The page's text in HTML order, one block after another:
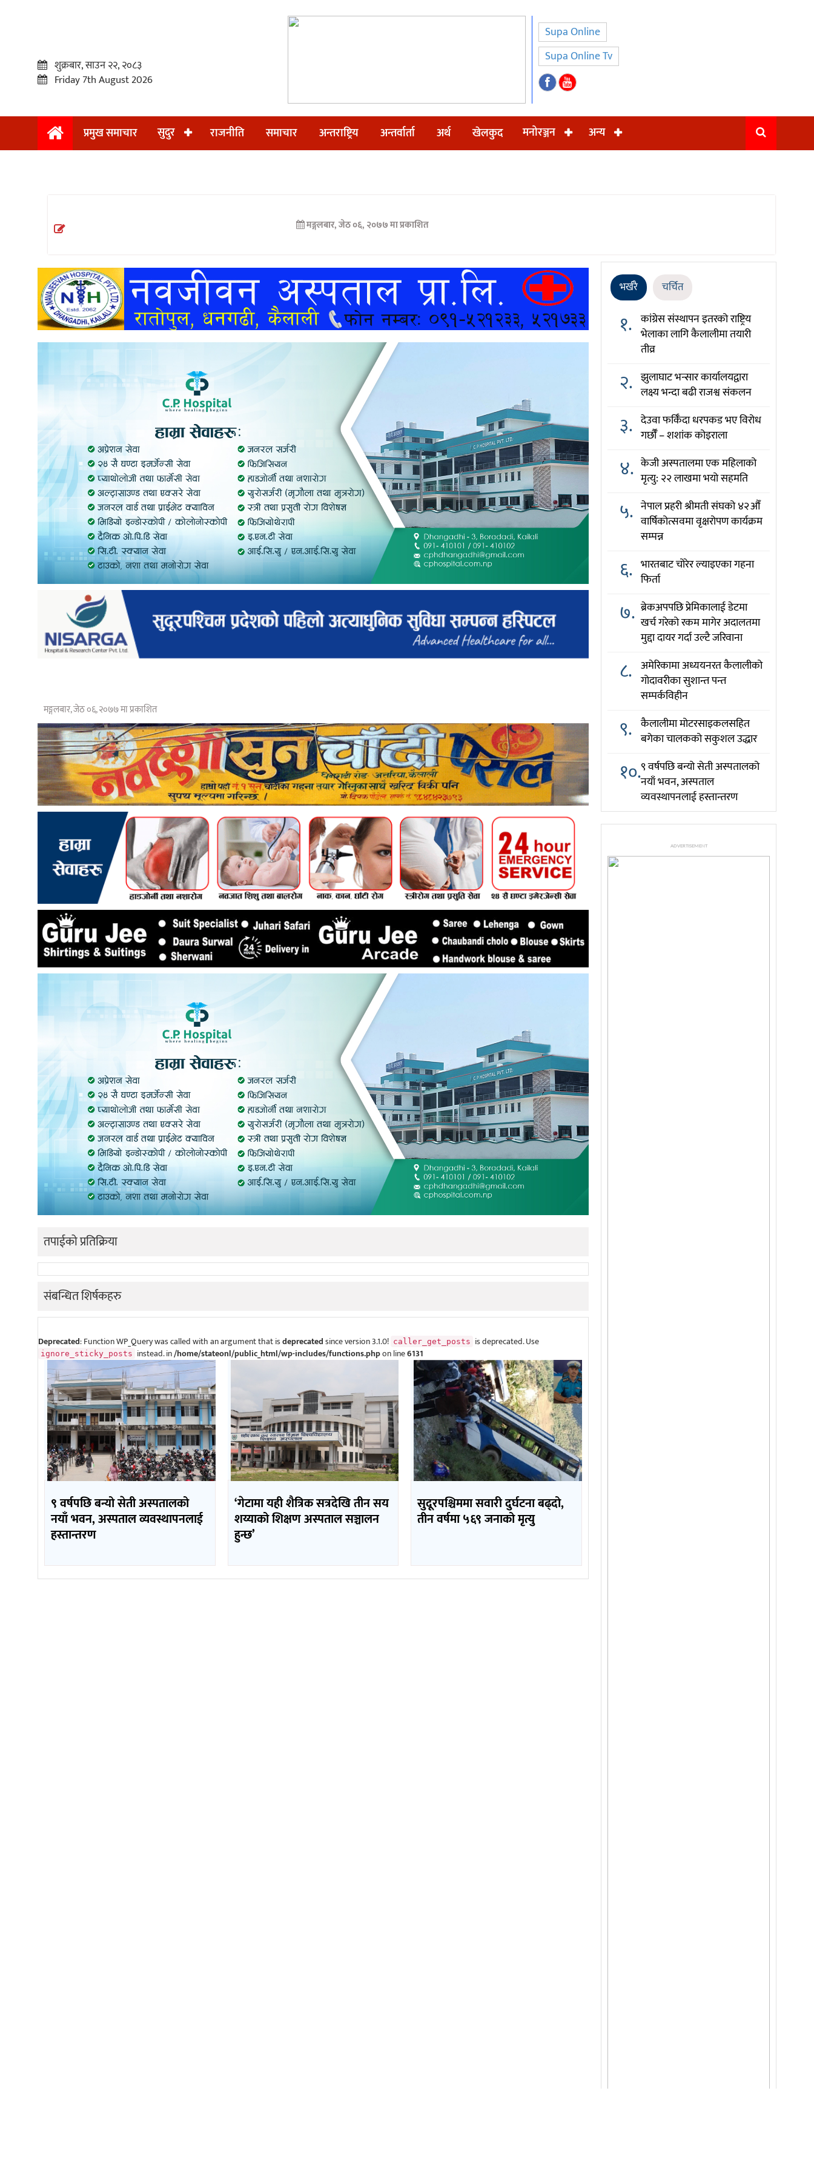
प्रमुख
अन्तराष्ट्रिय
अन्तर्वार्ता
खेलकुद
शुक्रबार, साउन २२, २०८३
Friday 7th August 2026
Supa Online
Supa Online Tv
प्रमुख समाचार सुदुर राजनीति समाचार अन्तराष्ट्रिय अन्तर्वार्ता अर्थ खेलकुद मनोरञ्जन अन्य
मङ्गलबार, जेठ ०६, २०७७ मा प्रकाशित
मङ्गलबार, जेठ ०६, २०७७ मा प्रकाशित
तपाईको प्रतिक्रिया
संबन्धित शिर्षकहरु
Deprecated: Function WP_Query was called with an argument that isdeprecatedsince version 3.1.0! caller_get_posts is deprecated. Use
ignore_sticky_posts instead. in/home/stateonl/public_html/wp-includes/functions.phpon line6131
९ वर्षपछि बन्यो सेती अस्पतालको
नयाँ भवन, अस्पताल व्यवस्थापनलाई
हस्तान्तरण
‘गेटामा यही शैत्रिक सत्रदेखि तीन सय
शय्याको शिक्षण अस्पताल सञ्चालन
हुन्छ’
सुदूरपश्चिममा सवारी दुर्घटना बढ्दो,
तीन वर्षमा ५६९ जनाको मृत्यु
भर्खरै चर्चित
१. कांग्रेस संस्थापन इतरको राष्ट्रिय
भेलाका लागि कैलालीमा तयारी
तीव्र
२. झुलाघाट भन्सार कार्यालयद्वारा
लक्ष्य भन्दा बढी राजश्व संकलन
३. देउवा फर्किँदा धरपकड भए विरोध
गर्छौँं – शशांक कोइराला
४. केजी अस्पतालमा एक महिलाको
मृत्यु: २२ लाखमा भयो सहमति
५. नेपाल प्रहरी श्रीमती संघको ४२औँ
वार्षिकोत्सवमा वृक्षरोपण कार्यक्रम
सम्पन्न
६. भारतबाट चोरेर ल्याइएका गहना
फिर्ता
७. ब्रेकअपपछि प्रेमिकालाई डेटमा
खर्च गरेको रकम मागेर अदालतमा
मुद्दा दायर गर्दा उल्टै जरिवाना
८. अमेरिकामा अध्ययनरत कैलालीको
गोदावरीका सुशान्त पन्त
सम्पर्कविहीन
९. कैलालीमा मोटरसाइकलसहित
बगेका चालकको सकुशल उद्धार
१०.९ वर्षपछि बन्यो सेती अस्पतालको
नयाँ भवन, अस्पताल
व्यवस्थापनलाई हस्तान्तरण
ADVERTISEMENT